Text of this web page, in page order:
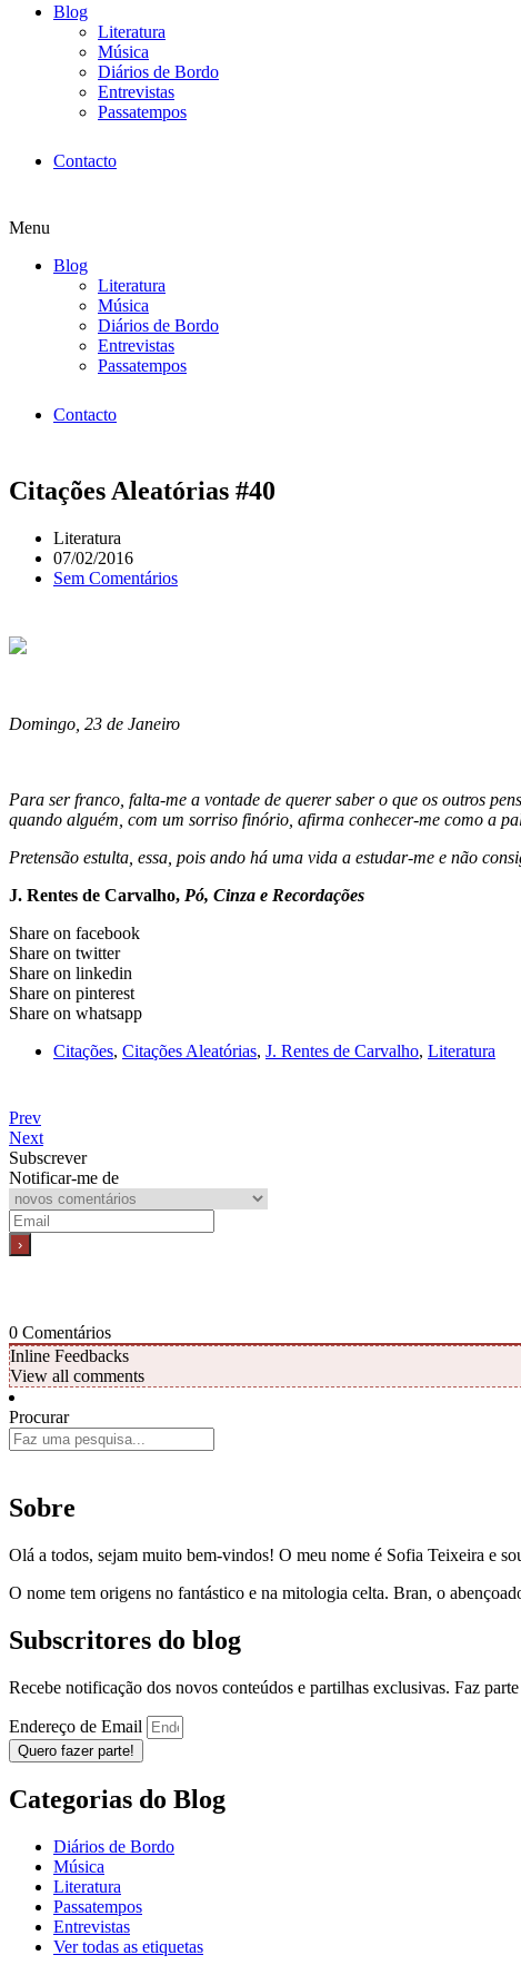
Blog
Literatura
Música
Diários de Bordo
Entrevistas
Passatempos
Contacto
Menu
Blog
Literatura
Música
Diários de Bordo
Entrevistas
Passatempos
Contacto
Citações Aleatórias #40
Literatura
07/02/2016
Sem Comentários
Domingo, 23 de Janeiro
Para ser franco, falta-me a vontade de querer saber o que os outros
quando alguém, com um sorriso finório, afirma conhecer-me como a
Pretensão estulta, essa, pois ando há uma vida a estudar-me e não
J. Rentes de Carvalho, Pó, Cinza e Recordações
Share on facebook
Share on twitter
Share on linkedin
Share on pinterest
Share on whatsapp
Citações, Citações Aleatórias, J. Rentes de Carvalho, Literatura
Prev
Next
Subscrever
Notificar-me de
0 Comentários
Inline Feedbacks
View all comments
Procurar
Sobre
Olá a todos, sejam muito bem-vindos! O meu nome é Sofia Teixeira e
O nome tem origens no fantástico e na mitologia celta. Bran, o
Subscritores do blog
Recebe notificação dos novos conteúdos e partilhas exclusivas. Faz
Endereço de Email
Quero fazer parte!
Categorias do Blog
Diários de Bordo
Música
Literatura
Passatempos
Entrevistas
Ver todas as etiquetas